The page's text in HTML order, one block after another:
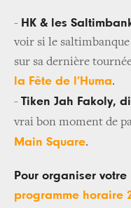
- HK & les
voir si le
sur sa dernière
la Fête de l’Huma.
- Tiken Jah Fakoly,
vrai bon moment de
Main Square.
Pour organiser
programme horaire